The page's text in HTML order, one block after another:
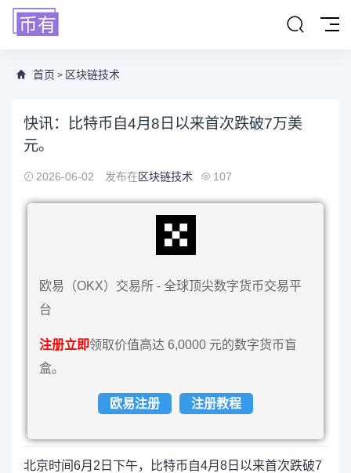
首页 > 区块链技术
快讯：比特币自4月8日以来首次跌破7万美
元。
2026-06-02 发布在区块链技术 107
欧易（OKX）交易所 - 全球顶尖数字货币交易平
台
注册立即领取价值高达 6,0000 元的数字货币盲
盒。
欧易注册 注册教程
北京时间6月2日下午，比特币自4月8日以来首次跌破7